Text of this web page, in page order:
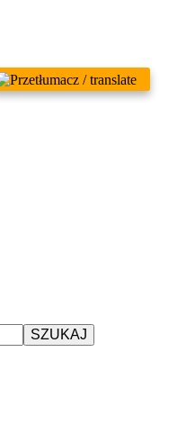
SZUKAJ